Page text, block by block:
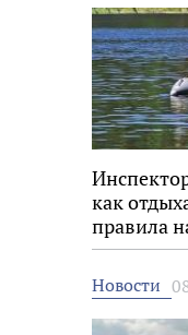
как
правила
Новости